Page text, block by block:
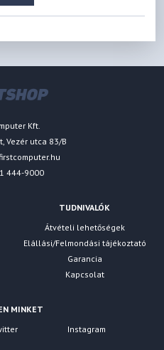
Kft.
Vezér utca 83/B
444-9000
TUDNIVALÓK
Átvételi lehetőségek
Elállási/Felmondási tájékoztató
Garancia
Kapcsolat
MINKET
Instagram